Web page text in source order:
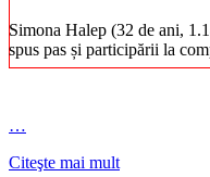
Simona Halep (32 de ani,
spus pas și participării la
…
Citeşte mai mult